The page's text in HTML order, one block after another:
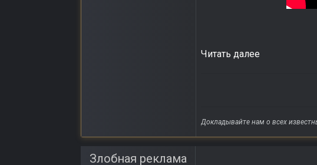
Читать далее
Докладывайте нам о всех
Злобная реклама